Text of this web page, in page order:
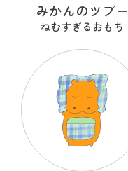
みかんのツブー
ねむすぎるおもち